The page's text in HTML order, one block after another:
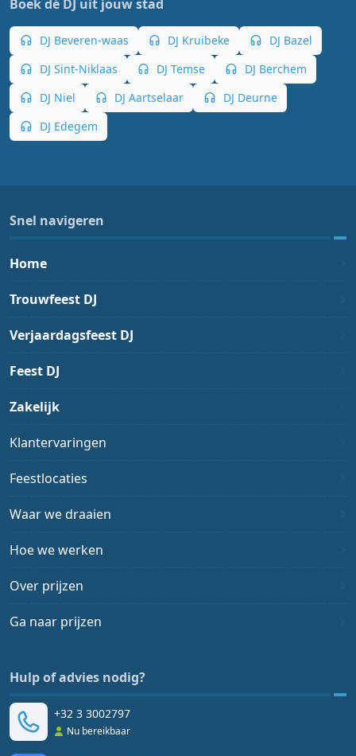
Boek dé DJ uit jouw stad
DJ Beveren-waas DJ Kruibeke
DJ Bazel
DJ Sint-Niklaas
DJ Temse
DJ Berchem
DJ Niel
DJ Aartselaar
DJ Deurne
DJ Edegem
Snel navigeren
Home
Trouwfeest DJ
Verjaardagsfeest DJ
Feest DJ
Zakelijk
Klantervaringen
Feestlocaties
Waar we draaien
Hoe we werken
Over prijzen
Ga naar prijzen
Hulp of advies nodig?
+32 3 3002797
Nu bereikbaar